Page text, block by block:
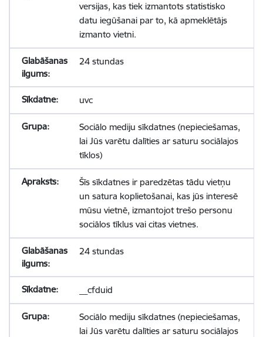
versijas, kas tiek izmantots statistisko
datu iegūšanai par to, kā apmeklētājs
izmanto vietni.
24 stundas
uvc
Sociālo mediju sīkdatnes (nepieciešamas,
lai Jūs varētu dalīties ar saturu sociālajos
tīklos)
Šīs sīkdatnes ir paredzētas tādu vietņu
un satura koplietošanai, kas jūs interesē
mūsu vietnē, izmantojot trešo personu
sociālos tīklus vai citas vietnes.
24 stundas
__cfduid
Sociālo mediju sīkdatnes (nepieciešamas,
lai Jūs varētu dalīties ar saturu sociālajos